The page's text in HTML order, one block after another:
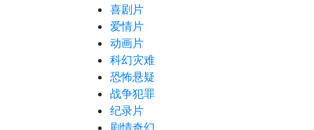
喜剧片
爱情片
动画片
科幻灾难
恐怖悬疑
战争犯罪
纪录片
剧情奇幻